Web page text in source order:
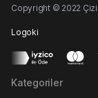
Copyright © 2022
Logoki
Kategoriler